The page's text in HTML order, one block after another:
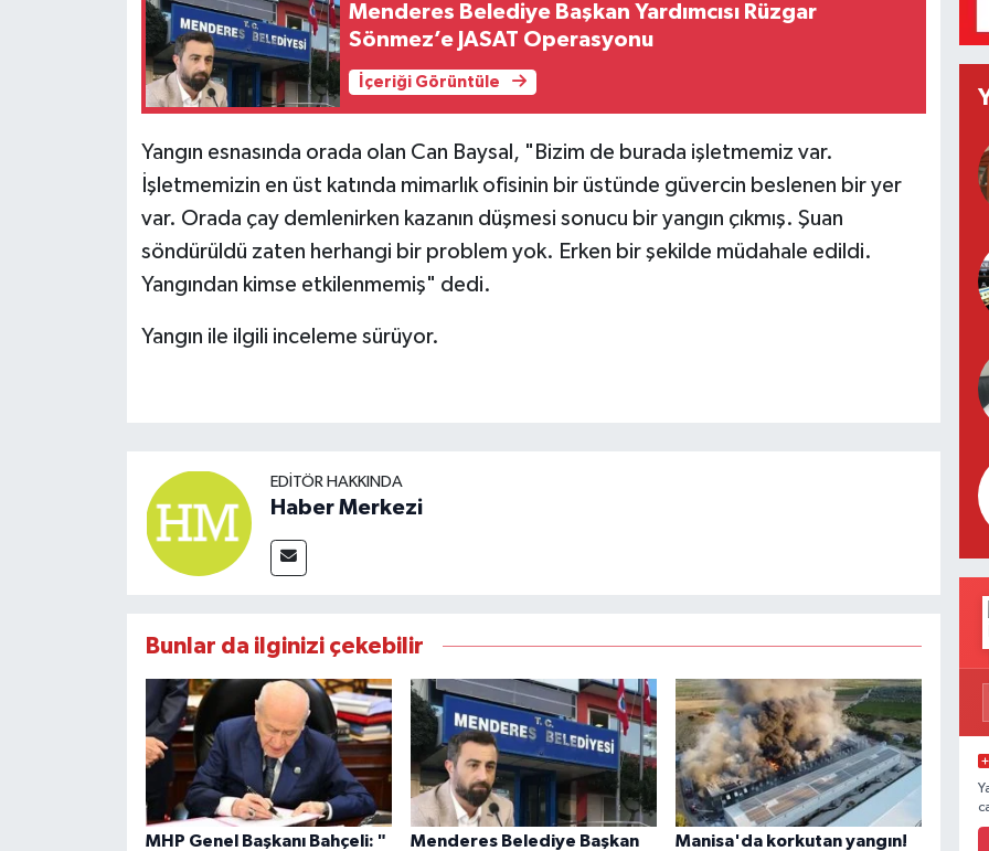
Menderes Belediye Başkan Yardımcısı Rüzgar
Sönmez’e JASAT Operasyonu
İçeriği Görüntüle
Yangın esnasında orada olan Can Baysal, "Bizim de burada işletmemiz var.
İşletmemizin en üst katında mimarlık ofisinin bir üstünde güvercin beslenen bir yer
var. Orada çay demlenirken kazanın düşmesi sonucu bir yangın çıkmış. Şuan
söndürüldü zaten herhangi bir problem yok. Erken bir şekilde müdahale edildi.
Yangından kimse etkilenmemiş" dedi.
Yangın ile ilgili inceleme sürüyor.
EDITÖR HAKKINDA
Haber Merkezi
Bunlar da ilginizi çekebilir
MHP Genel Başkanı Bahçeli: "
Menderes Belediye Başkan
Manisa'da korkutan yangın!